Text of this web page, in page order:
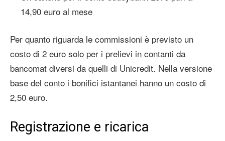
14,90 euro al mese
Per quanto riguarda le commissioni è previsto un
costo di 2 euro solo per i prelievi in contanti da
bancomat diversi da quelli di Unicredit. Nella versione
base del conto i bonifici istantanei hanno un costo di
2,50 euro.
Registrazione e ricarica